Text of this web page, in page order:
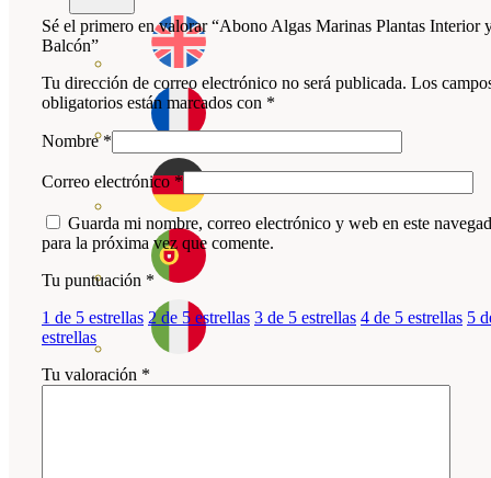
Sé el primero en valorar “Abono Algas Marinas Plantas Interior
Balcón”
Tu dirección de correo electrónico no será publicada. Los
obligatorios están marcados con *
Nombre*
Correo electrónico*
Guarda mi nombre, correo electrónico y web en este
para la próxima vez que comente.
Tu puntuación *
1 de 5 estrellas 2 de 5 estrellas 3 de 5 estrellas 4 de 5 estrellas 5
estrellas
Tu valoración *